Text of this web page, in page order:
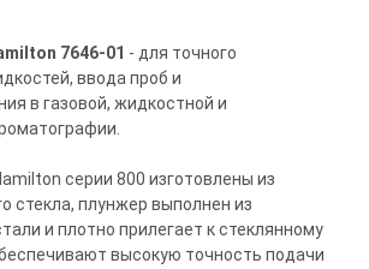
7646-01 - для точного
ввода проб и
в газовой, жидкостной и
серии 800 изготовлены из
стекла, плунжер выполнен из
и плотно прилегает к стеклянному
высокую точность подачи